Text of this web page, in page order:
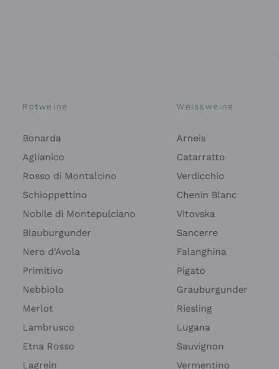
Rotweine
Bonarda
Aglianico
Rosso di Montalcino
Schioppettino
Nobile di Montepulciano
Blauburgunder
Nero d'Avola
Primitivo
Nebbiolo
Merlot
Lambrusco
Etna Rosso
Lagrein
Weissweine
Arneis
Catarratto
Verdicchio
Chenin Blanc
Vitovska
Sancerre
Falanghina
Pigato
Grauburgunder
Riesling
Lugana
Sauvignon
Vermentino